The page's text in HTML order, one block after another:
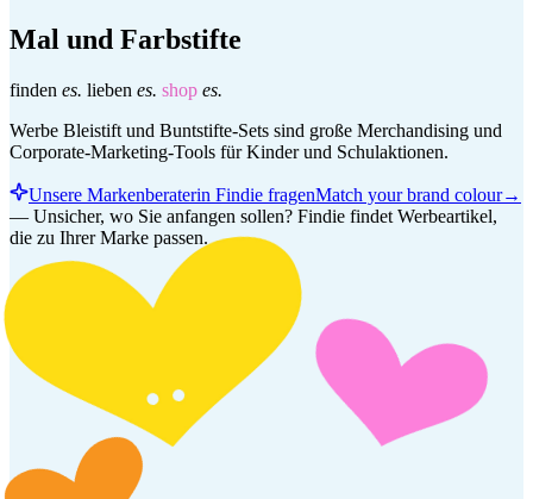
Mal und Farbstifte
finden es. lieben es. shop es.
Werbe Bleistift und Buntstifte-Sets sind große Merchandising und
Corporate-Marketing-Tools für Kinder und Schulaktionen.
Unsere Markenberaterin Findie fragenMatch your brand colour→
— Unsicher, wo Sie anfangen sollen? Findie findet Werbeartikel,
die zu Ihrer Marke passen.